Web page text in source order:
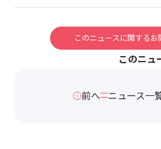
このニュースに関するお
このニュ
前へ ニュース一